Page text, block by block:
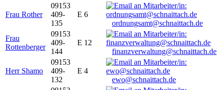
Frau Rother
09153
409-
135
E 6
ordnungsamt@schnaittach.de
Frau
Rottenberger
09153
409-
144
E 12
finanzverwaltung@schnaittach.de
Herr Shamo
09153
409-
132
E 4
ewo@schnaittach.de